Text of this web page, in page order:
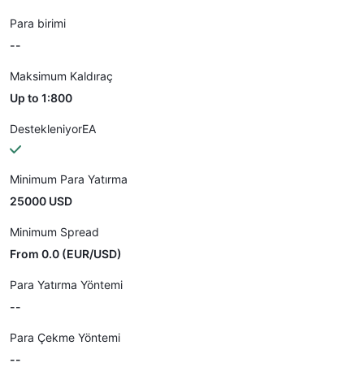
Para birimi
--
Maksimum Kaldıraç
Up to 1:800
DestekleniyorEA
Minimum Para Yatırma
25000 USD
Minimum Spread
From 0.0 (EUR/USD)
Para Yatırma Yöntemi
--
Para Çekme Yöntemi
--